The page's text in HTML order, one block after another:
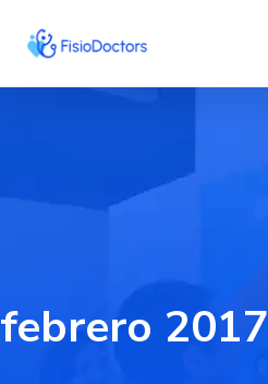
febrero 2017